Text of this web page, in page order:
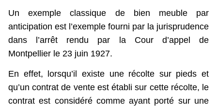
Un exemple classique de bien meuble par
anticipation est l’exemple fourni par la jurisprudence
dans l’arrêt rendu par la Cour d’appel de
Montpellier le 23 juin 1927.
En effet, lorsqu’il existe une récolte sur pieds et
qu’un contrat de vente est établi sur cette récolte, le
contrat est considéré comme ayant porté sur une